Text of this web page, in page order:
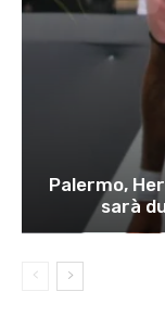
Palermo,
sarà